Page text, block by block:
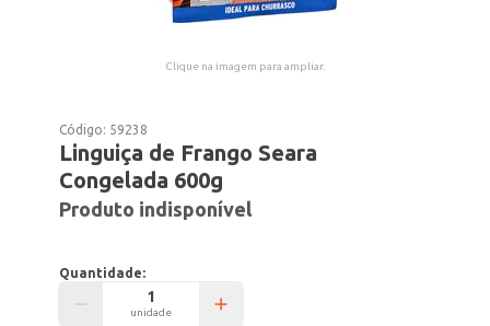
Clique na imagem para ampliar.
Código: 59238
Linguiça de Frango Seara
Congelada 600g
Produto indisponível
Quantidade:
unidade